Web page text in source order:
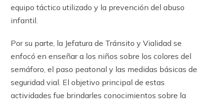
equipo táctico utilizado y la prevención del abuso
infantil.
Por su parte, la Jefatura de Tránsito y Vialidad se
enfocó en enseñar a los niños sobre los colores del
semáforo, el paso peatonal y las medidas básicas de
seguridad vial. El objetivo principal de estas
actividades fue brindarles conocimientos sobre la